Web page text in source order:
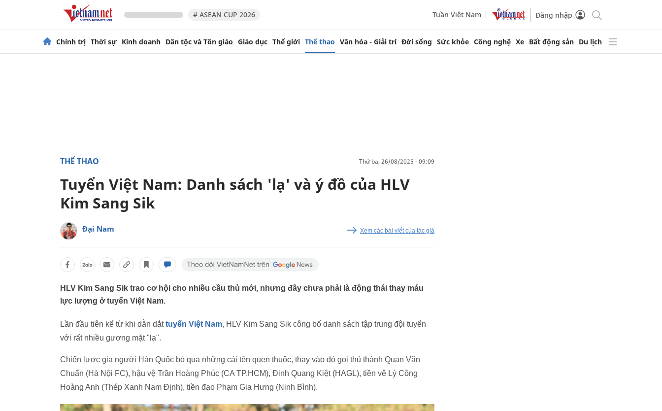
# ASEAN CUP 2026 Tuần Việt Nam Đăng nhập
Chính trị Thời sự Kinh doanh Dân tộc và Tôn giáo Giáo dục Thế giới Thể thao Văn hóa - Giải trí Đời sống Sức khỏe Công nghệ Xe Bất động sản Du lịch
THỂ THAO thứ ba, 26/08/2025 - 09:09
Tuyển Việt Nam: Danh sách 'lạ' và ý đồ của HLV
Kim Sang Sik
Đại Nam Xem các bài viết của tác giả
HLV Kim Sang Sik trao cơ hội cho nhiều cầu thủ mới, nhưng đây chưa phải là động thái thay máu
lực lượng ở tuyển Việt Nam.
Lần đầu tiên kể từ khi dẫn dắttuyển Việt Nam, HLV Kim Sang Sik công bố danh sách tập trung đội tuyển
với rất nhiều gương mặt "lạ".
Chiến lược gia người Hàn Quốc bỏ qua những cái tên quen thuộc, thay vào đó gọi thủ thành Quan Văn
Chuẩn (Hà Nội FC), hậu vệ Trần Hoàng Phúc (CA TP.HCM), Đinh Quang Kiệt (HAGL), tiền vệ Lý Công
Hoàng Anh (Thép Xanh Nam Định), tiền đạo Phạm Gia Hưng (Ninh Bình).